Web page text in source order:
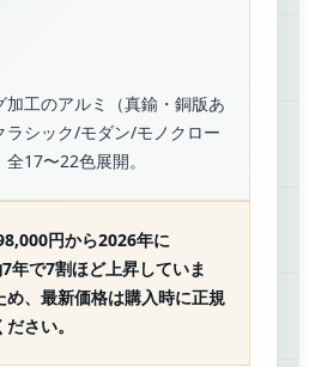
加工のアルミ（真鍮・銅版あ
ラシック/モダン/モノクロー
17〜22色展開。
円から2026年に
年で7割ほど上昇していま
め、最新価格は購入時に正規
さい。